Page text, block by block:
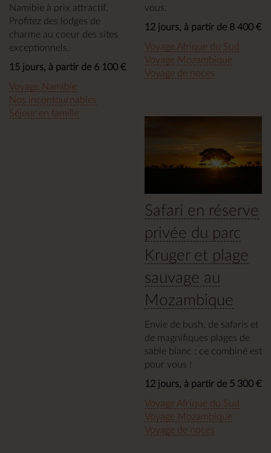
Namibie à prix attractif.
Profitez des lodges de
charme au coeur des sites
exceptionnels.
15 jours, à partir de 6 100 €
Voyage Namibie
Nos incontournables
Séjour en famille
vous.
12 jours, à partir de 8 400 €
Voyage Afrique du Sud
Voyage Mozambique
Voyage de noces
Safari en réserve
privée du parc
Kruger et plage
sauvage au
Mozambique
Envie de bush, de safaris et
de magnifiques plages de
sable blanc : ce combiné est
pour vous !
12 jours, à partir de 5 300 €
Voyage Afrique du Sud
Voyage Mozambique
Voyage de noces